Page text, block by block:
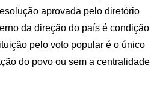
aprovada pelo diretório
da direção do país é condição
pelo voto popular é o único
do povo ou sem a centralidade